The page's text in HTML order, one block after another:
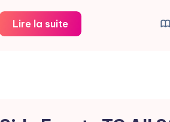
Lire la suiteDécouvrez
les